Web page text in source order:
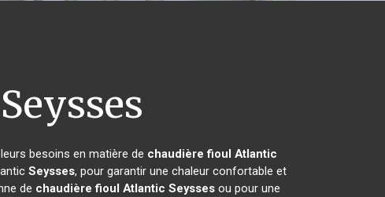
Seysses
besoins en matière de chaudière fioul Atlantic
Seysses, pour garantir une chaleur confortable et
de chaudière fioul Atlantic Seysses ou pour une